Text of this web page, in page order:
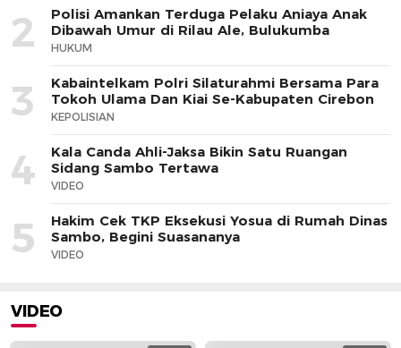
2
Polisi Amankan Terduga Pelaku Aniaya Anak
Dibawah Umur di Rilau Ale, Bulukumba
HUKUM
3
Kabaintelkam Polri Silaturahmi Bersama Para
Tokoh Ulama Dan Kiai Se-Kabupaten Cirebon
KEPOLISIAN
4
Kala Canda Ahli-Jaksa Bikin Satu Ruangan
Sidang Sambo Tertawa
VIDEO
5
Hakim Cek TKP Eksekusi Yosua di Rumah Dinas
Sambo, Begini Suasananya
VIDEO
VIDEO